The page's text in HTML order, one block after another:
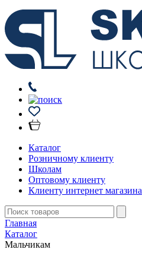
Каталог
Розничному клиенту
Школам
Оптовому клиенту
Клиенту интернет магазина
Главная
Каталог
Мальчикам